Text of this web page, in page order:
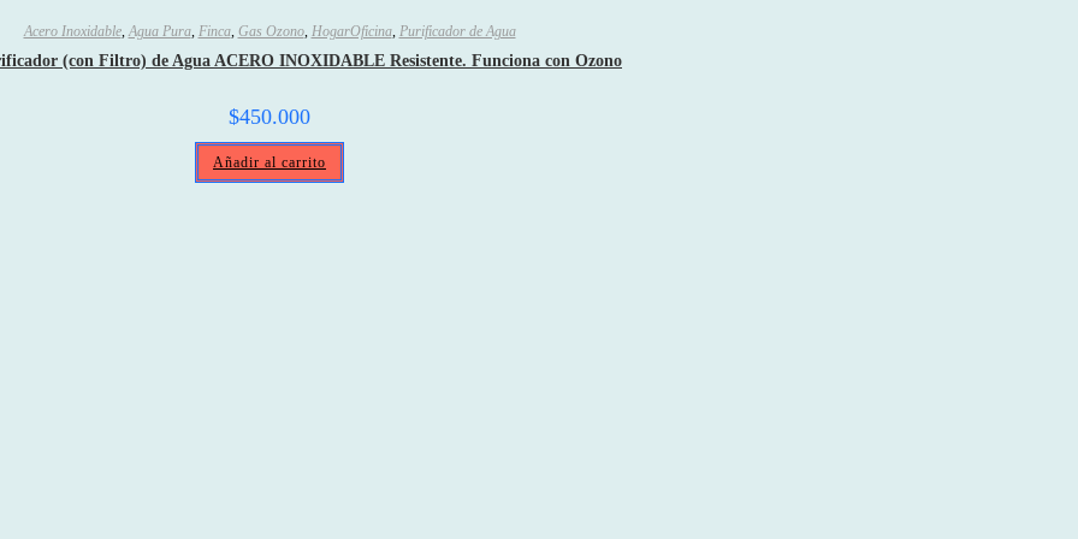
Acero Inoxidable, Agua Pura, Finca, Gas Ozono, HogarOficina, Purificador de Agua
(con Filtro) de Agua ACERO INOXIDABLE Resistente. Funciona con Ozono
$450.000
Añadir al carrito